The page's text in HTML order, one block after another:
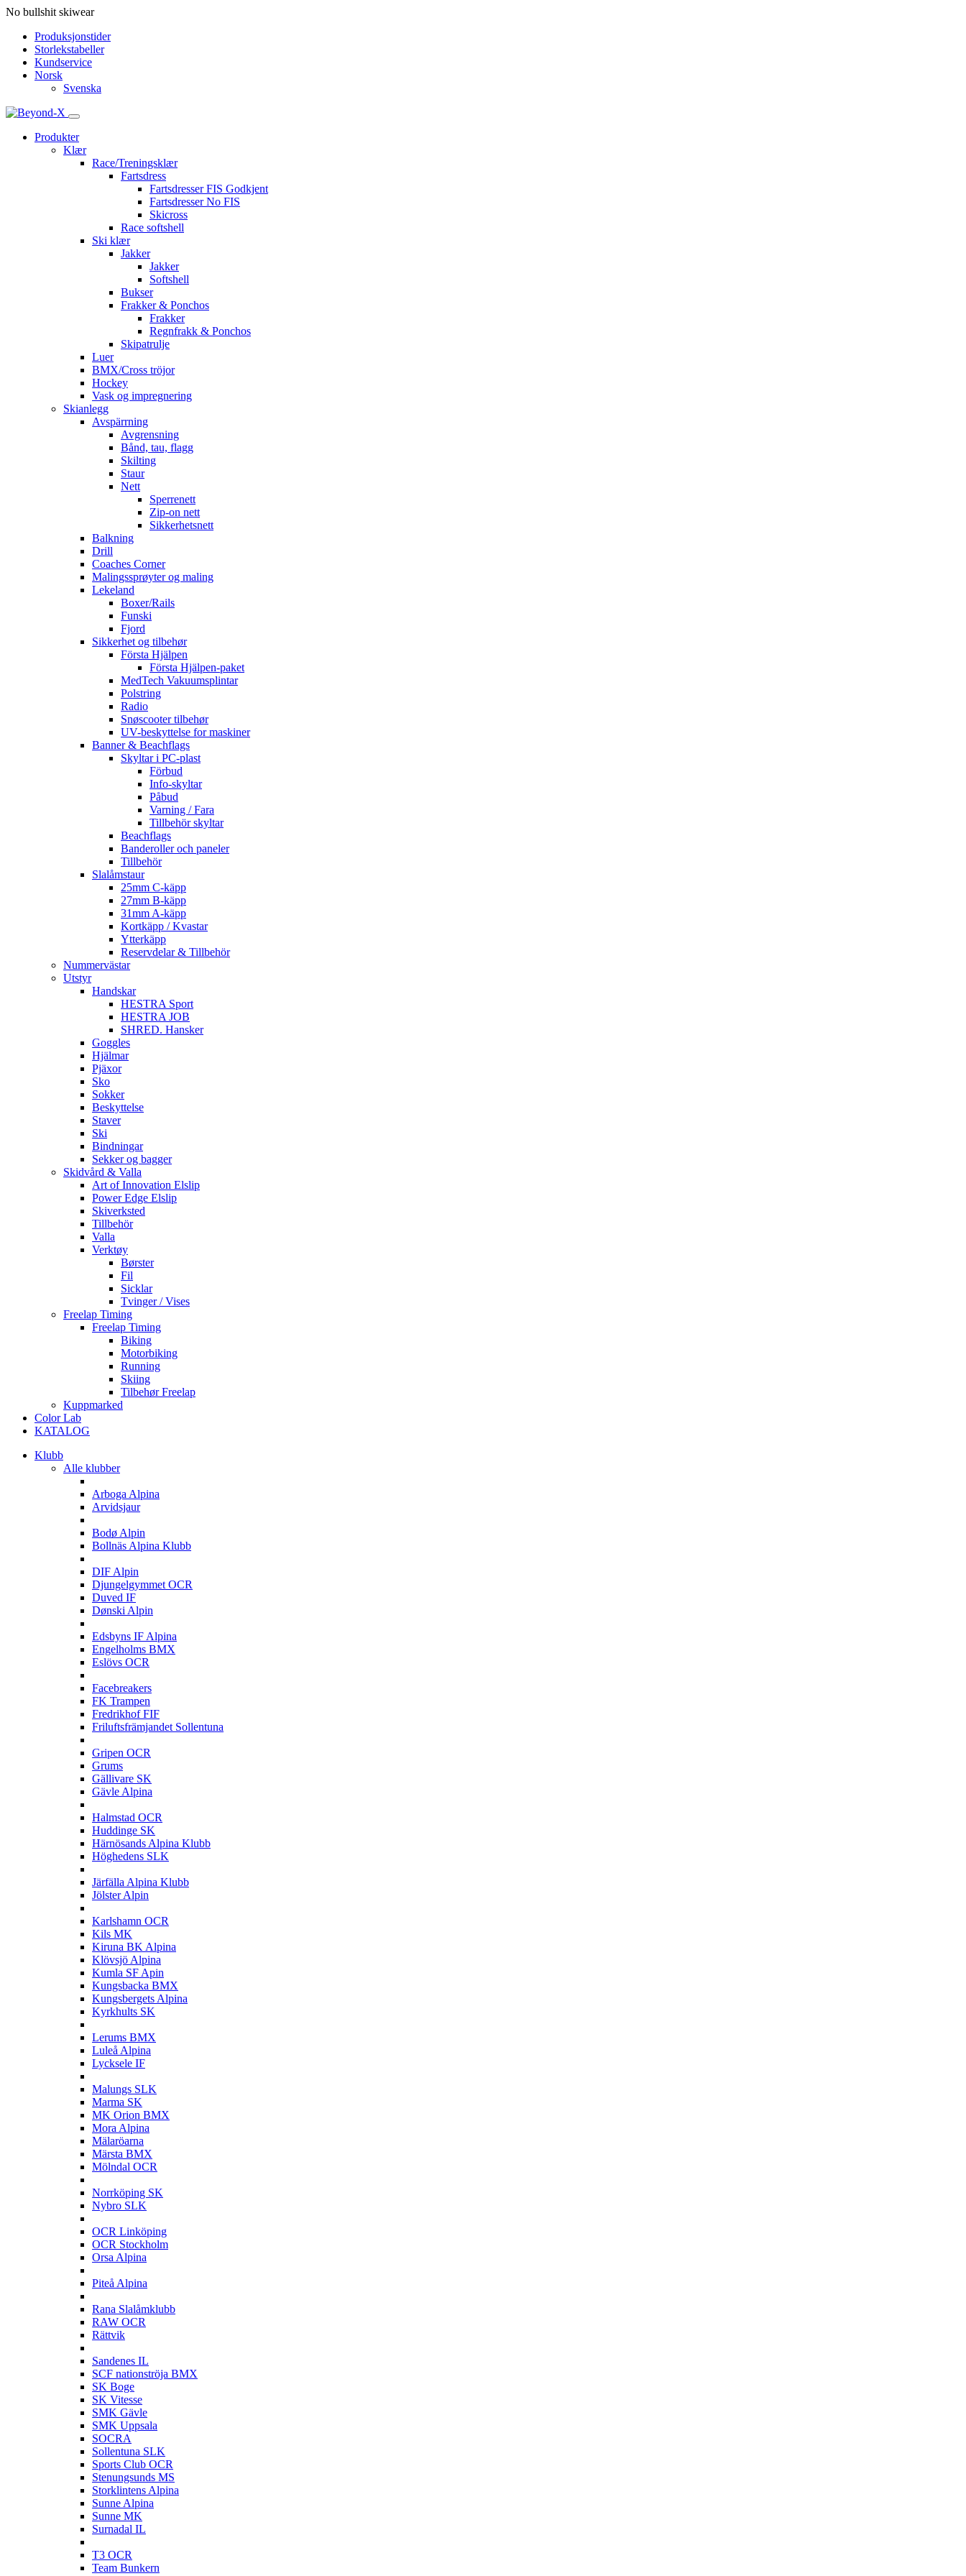
No bullshit skiwear
Produksjonstider
Storlekstabeller
Kundservice
Norsk
Svenska
Produkter
Klær
Race/Treningsklær
Fartsdress
Fartsdresser FIS Godkjent
Fartsdresser No FIS
Skicross
Race softshell
Ski klær
Jakker
Jakker
Softshell
Bukser
Frakker & Ponchos
Frakker
Regnfrakk & Ponchos
Skipatrulje
Luer
BMX/Cross tröjor
Hockey
Vask og impregnering
Skianlegg
Avspärrning
Avgrensning
Bånd, tau, flagg
Skilting
Staur
Nett
Sperrenett
Zip-on nett
Sikkerhetsnett
Balkning
Drill
Coaches Corner
Malingssprøyter og maling
Lekeland
Boxer/Rails
Funski
Fjord
Sikkerhet og tilbehør
Första Hjälpen
Första Hjälpen-paket
MedTech Vakuumsplintar
Polstring
Radio
Snøscooter tilbehør
UV-beskyttelse for maskiner
Banner & Beachflags
Skyltar i PC-plast
Förbud
Info-skyltar
Påbud
Varning / Fara
Tillbehör skyltar
Beachflags
Banderoller och paneler
Tillbehör
Slalåmstaur
25mm C-käpp
27mm B-käpp
31mm A-käpp
Kortkäpp / Kvastar
Ytterkäpp
Reservdelar & Tillbehör
Nummervästar
Utstyr
Handskar
HESTRA Sport
HESTRA JOB
SHRED. Hansker
Goggles
Hjälmar
Pjäxor
Sko
Sokker
Beskyttelse
Staver
Ski
Bindningar
Sekker og bagger
Skidvård & Valla
Art of Innovation Elslip
Power Edge Elslip
Skiverksted
Tillbehör
Valla
Verktøy
Børster
Fil
Sicklar
Tvinger / Vises
Freelap Timing
Freelap Timing
Biking
Motorbiking
Running
Skiing
Tilbehør Freelap
Kuppmarked
Color Lab
KATALOG
Klubb
Alle klubber
Arboga Alpina
Arvidsjaur
Bodø Alpin
Bollnäs Alpina Klubb
DIF Alpin
Djungelgymmet OCR
Duved IF
Dønski Alpin
Edsbyns IF Alpina
Engelholms BMX
Eslövs OCR
Facebreakers
FK Trampen
Fredrikhof FIF
Friluftsfrämjandet Sollentuna
Gripen OCR
Grums
Gällivare SK
Gävle Alpina
Halmstad OCR
Huddinge SK
Härnösands Alpina Klubb
Höghedens SLK
Järfälla Alpina Klubb
Jölster Alpin
Karlshamn OCR
Kils MK
Kiruna BK Alpina
Klövsjö Alpina
Kumla SF Apin
Kungsbacka BMX
Kungsbergets Alpina
Kyrkhults SK
Lerums BMX
Luleå Alpina
Lycksele IF
Malungs SLK
Marma SK
MK Orion BMX
Mora Alpina
Mälaröarna
Märsta BMX
Mölndal OCR
Norrköping SK
Nybro SLK
OCR Linköping
OCR Stockholm
Orsa Alpina
Piteå Alpina
Rana Slalåmklubb
RAW OCR
Rättvik
Sandenes IL
SCF nationströja BMX
SK Boge
SK Vitesse
SMK Gävle
SMK Uppsala
SOCRA
Sollentuna SLK
Sports Club OCR
Stenungsunds MS
Storklintens Alpina
Sunne Alpina
Sunne MK
Surnadal IL
T3 OCR
Team Bunkern